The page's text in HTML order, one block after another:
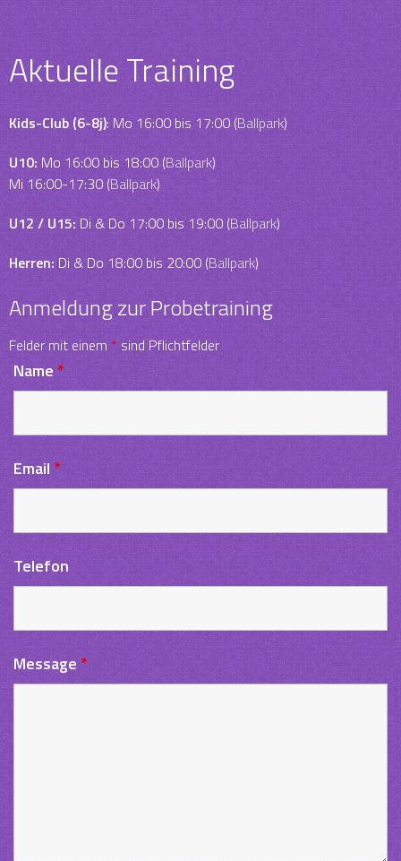
Aktuelle Training
Kids-Club (6-8j): Mo 16:00 bis 17:00 (Ballpark)
U10: Mo 16:00 bis 18:00 (Ballpark)
Mi 16:00-17:30 (Ballpark)
U12 / U15: Di & Do 17:00 bis 19:00 (Ballpark)
Herren:Di & Do 18:00 bis 20:00 (Ballpark)
Anmeldung zur Probetraining
Felder mit einem *sind Pflichtfelder
Name*
Email*
Telefon
Message *